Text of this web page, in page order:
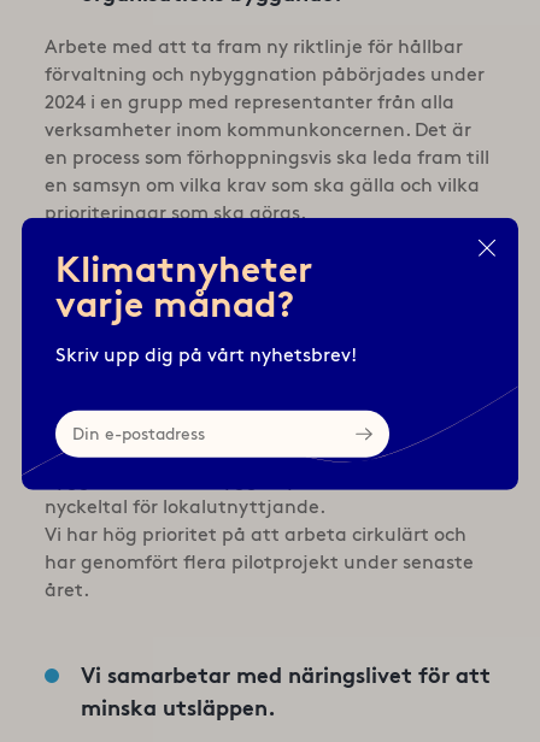
Arbete med att ta fram ny riktlinje för hållbar
förvaltning och nybyggnation påbörjades under
2024 i en grupp med representanter från alla
verksamheter inom kommunkoncernen. Det är
en process som förhoppningsvis ska leda fram till
en samsyn om vilka krav som ska gälla och vilka
prioriteringar som ska göras.
förvaltandet av fastigheter.
Hittills har kommunens byggnation skett enligt
Miljöbyggnad nivå silver, men byggnaderna har
inte certifierats.
Betydligt mer fokus på att nyttja befintliga
nyckeltal för lokalutnyttjande.
Vi har hög prioritet på att arbeta cirkulärt och
har genomfört flera pilotprojekt under senaste
året.
Vi samarbetar med näringslivet för att
minska utsläppen.
Klimatnyheter
varje månad?
Skriv upp dig på vårt nyhetsbrev!
Din
e-
postadress